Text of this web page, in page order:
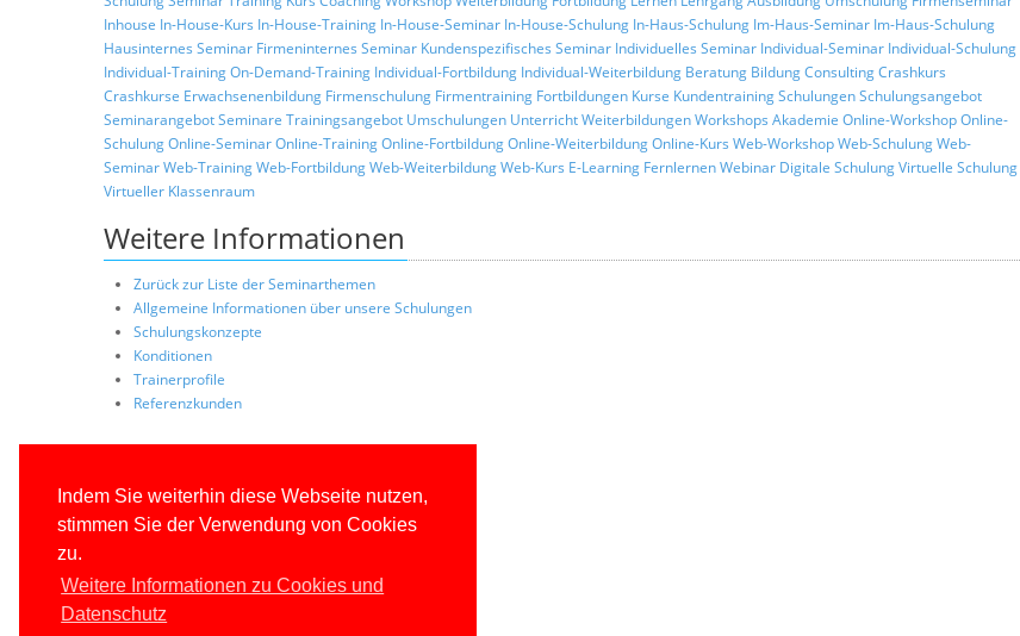
Indem Sie weiterhin diese Webseite nutzen,
stimmen Sie der Verwendung von Cookies
zu.
Weitere Informationen zu Cookies und
Datenschutz
Inhouse In-House-Kurs In-House-Training In-House-Seminar In-House-Schulung In-Haus-Schulung Im-Haus-Seminar Im-Haus-Schulung
Hausinternes Seminar Firmeninternes Seminar Kundenspezifisches Seminar Individuelles Seminar Individual-Seminar Individual-Schulung
Individual-TrainingOn-Demand-Training Individual-Fortbildung Individual-Weiterbildung Beratung BildungConsultingCrashkurs
Crashkurse Erwachsenenbildung Firmenschulung Firmentraining Fortbildungen Kurse KundentrainingSchulungenSchulungsangebot
SeminarangebotSeminare Trainingsangebot Umschulungen UnterrichtWeiterbildungenWorkshops Akademie Online-WorkshopOnline-
SchulungOnline-SeminarOnline-TrainingOnline-FortbildungOnline-WeiterbildungOnline-Kurs Web-WorkshopWeb-SchulungWeb-
SeminarWeb-TrainingWeb-FortbildungWeb-WeiterbildungWeb-Kurs E-Learning FernlernenWebinar Digitale SchulungVirtuelle Schulung
Virtueller Klassenraum
Weitere Informationen
Zurück zur Liste der Seminarthemen
Allgemeine Informationen über unsere Schulungen
Schulungskonzepte
Konditionen
Trainerprofile
Referenzkunden